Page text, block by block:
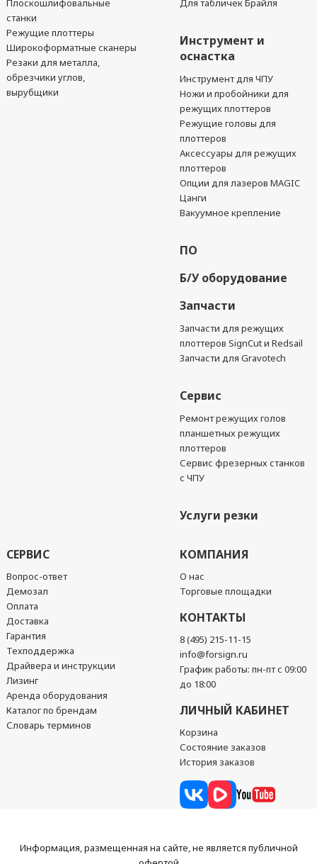
Плоскошлифовальные
станки
Режущие плоттеры
Широкоформатные сканеры
Резаки для металла,
обрезчики углов,
вырубщики
Для табличек Брайля
Инструмент и
оснастка
Инструмент для ЧПУ
Ножи и пробойники для
режущих плоттеров
Режущие головы для
плоттеров
Аксессуары для режущих
плоттеров
Опции для лазеров MAGIC
Цанги
Вакуумное крепление
ПО
Б/У оборудование
Запчасти
Запчасти для режущих
плоттеров SignCut и Redsail
Запчасти для Gravotech
Сервис
Ремонт режущих голов
планшетных режущих
плоттеров
Сервис фрезерных станков
с ЧПУ
Услуги резки
СЕРВИС
Вопрос-ответ
Демозал
Оплата
Доставка
Гарантия
Техподдержка
Драйвера и инструкции
Лизинг
Аренда оборудования
Каталог по брендам
Словарь терминов
КОМПАНИЯ
О нас
Торговые площадки
КОНТАКТЫ
8 (495) 215-11-15
info@forsign.ru
График работы: пн-пт с 09:00
до 18:00
ЛИЧНЫЙ КАБИНЕТ
Корзина
Состояние заказов
История заказов
Информация, размещенная на сайте, не является публичной